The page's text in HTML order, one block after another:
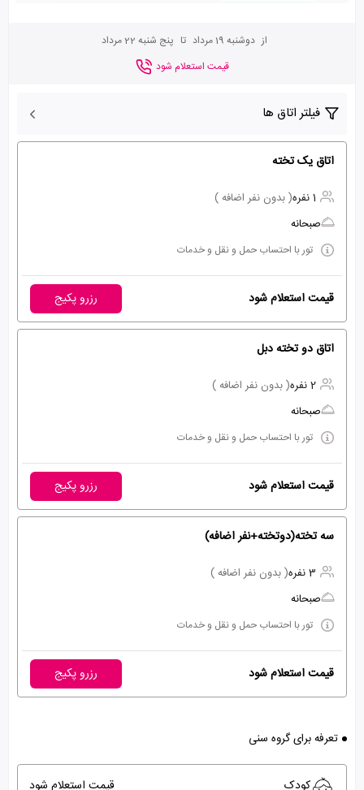
از دوشنبه 19 مرداد تا پنج شنبه 22 مرداد
قیمت استعلام شود
فیلتر اتاق ها
اتاق یک تخته
1 نفره
( بدون نفر اضافه )
صبحانه
تور با احتساب حمل و نقل و خدمات
قیمت استعلام شود رزرو پکیج
اتاق دو تخته دبل
2 نفره
( بدون نفر اضافه )
صبحانه
تور با احتساب حمل و نقل و خدمات
قیمت استعلام شود رزرو پکیج
سه تخته(دوتخته+نفر اضافه)
3 نفره
( بدون نفر اضافه )
صبحانه
تور با احتساب حمل و نقل و خدمات
قیمت استعلام شود رزرو پکیج
تعرفه برای گروه سنی
کودک قیمت استعلام شود